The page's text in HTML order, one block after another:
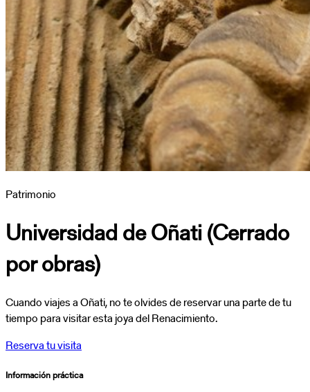
Patrimonio
Universidad de Oñati (Cerrado
por obras)
Cuando viajes a Oñati, no te olvides de reservar una parte de tu
tiempo para visitar esta joya del Renacimiento.
Reserva tu visita
Información práctica